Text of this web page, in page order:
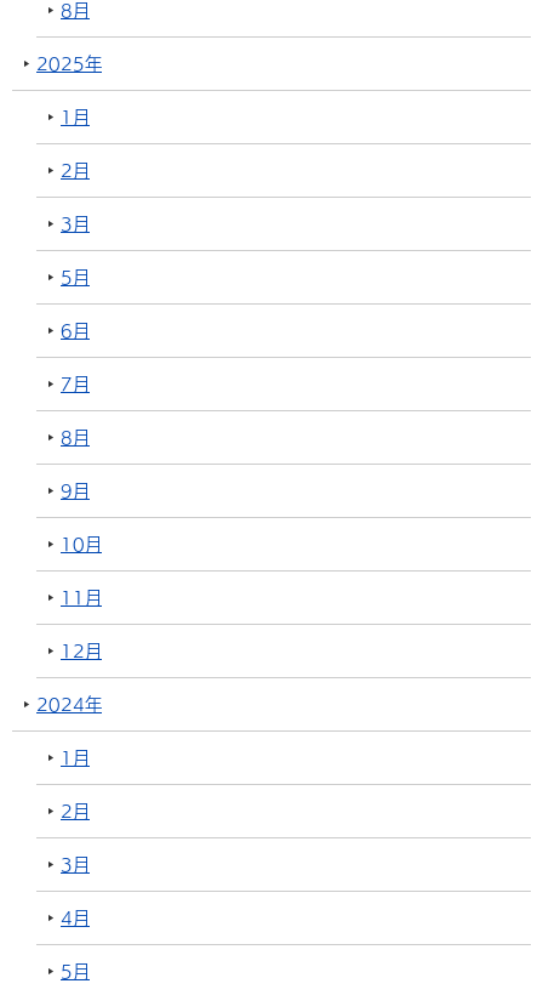
8月
2025年
1月
2月
3月
5月
6月
7月
8月
9月
10月
11月
12月
2024年
1月
2月
3月
4月
5月